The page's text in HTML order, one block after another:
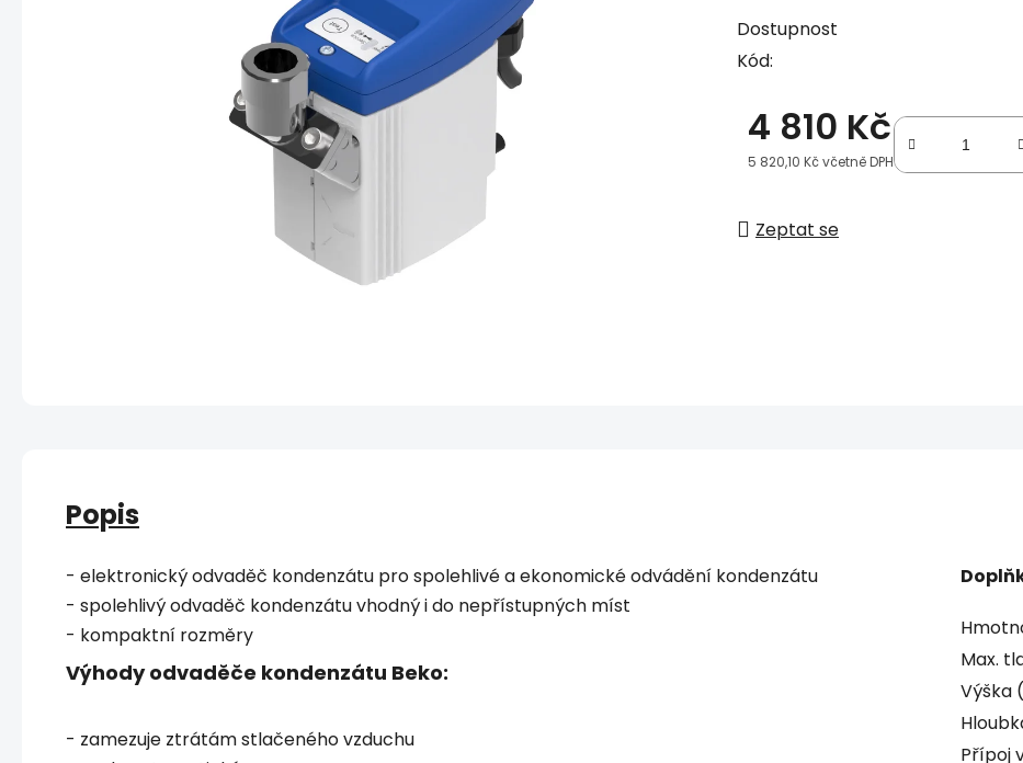
Dostupnost
Kód:
4 810 Kč
5 820,10 Kč včetně DPH
Zeptat se
Popis
- elektronický odvaděč kondenzátu pro spolehlivé a ekonomické odvádění kondenzátu
- spolehlivý odvaděč kondenzátu vhodný i do nepřístupných míst
- kompaktní rozměry
Výhody odvaděče kondenzátu Beko:
- zamezuje ztrátám stlačeného vzduchu
Max.
Výška
Přípoj